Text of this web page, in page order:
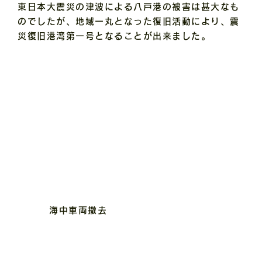
海中車両撤去
東日本大震災の津波による八戸港の被害は甚大なも
のでしたが、地域一丸となった復旧活動により、震
災復旧港湾第一号となることが出来ました。